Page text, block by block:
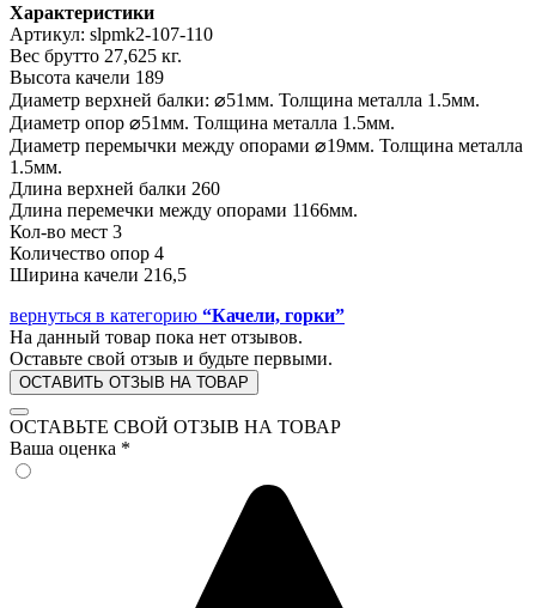
Характеристики
Артикул: slpmk2-107-110
Вес брутто 27,625 кг.
Высота качели 189
Диаметр верхней балки: ⌀51мм. Толщина металла 1.5мм.
Диаметр опор ⌀51мм. Толщина металла 1.5мм.
Диаметр перемычки между опорами ⌀19мм. Толщина металла
1.5мм.
Длина верхней балки 260
Длина перемечки между опорами 1166мм.
Кол-во мест 3
Количество опор 4
Ширина качели 216,5
вернуться в категорию “Качели, горки”
На данный товар пока нет отзывов.
Оставьте свой отзыв и будьте первыми.
ОСТАВИТЬ ОТЗЫВ НА ТОВАР
ОСТАВЬТЕ СВОЙ ОТЗЫВ НА ТОВАР
Ваша оценка *